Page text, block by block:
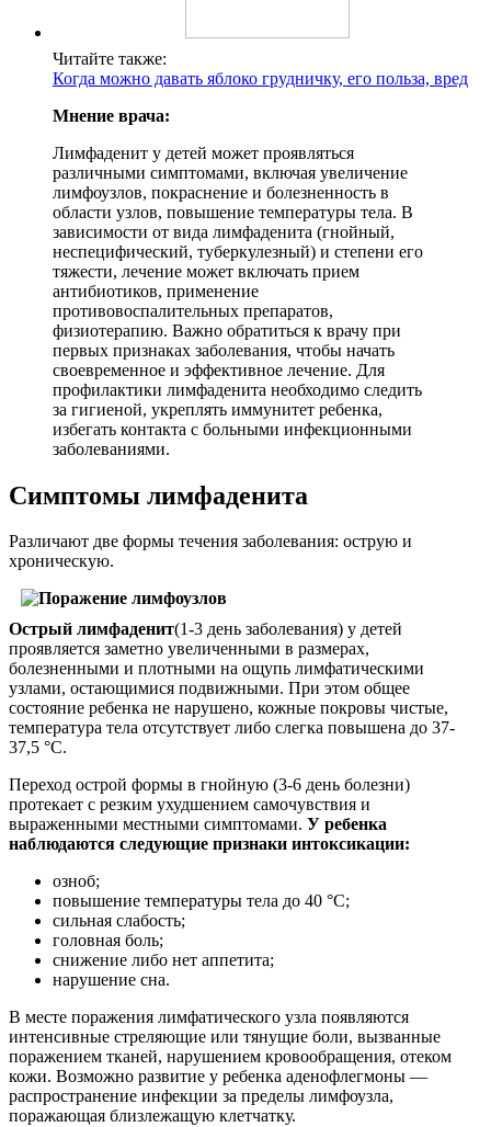
Читайте также:
Когда можно давать яблоко грудничку, его польза, вред
Мнение врача:
Лимфаденит у детей может проявляться
различными симптомами, включая увеличение
лимфоузлов, покраснение и болезненность в
области узлов, повышение температуры тела. В
зависимости от вида лимфаденита (гнойный,
неспецифический, туберкулезный) и степени его
тяжести, лечение может включать прием
антибиотиков, применение
противовоспалительных препаратов,
физиотерапию. Важно обратиться к врачу при
первых признаках заболевания, чтобы начать
своевременное и эффективное лечение. Для
профилактики лимфаденита необходимо следить
за гигиеной, укреплять иммунитет ребенка,
избегать контакта с больными инфекционными
заболеваниями.
Симптомы лимфаденита
Различают две формы течения заболевания: острую и
хроническую.
Острый лимфаденит(1-3 день заболевания) у детей
проявляется заметно увеличенными в размерах,
болезненными и плотными на ощупь лимфатическими
узлами, остающимися подвижными. При этом общее
состояние ребенка не нарушено, кожные покровы чистые,
температура тела отсутствует либо слегка повышена до 37-
37,5 °С.
Переход острой формы в гнойную (3-6 день болезни)
протекает с резким ухудшением самочувствия и
выраженными местными симптомами. У ребенка
наблюдаются следующие признаки интоксикации:
озноб;
повышение температуры тела до 40 °С;
сильная слабость;
головная боль;
снижение либо нет аппетита;
нарушение сна.
В месте поражения лимфатического узла появляются
интенсивные стреляющие или тянущие боли, вызванные
поражением тканей, нарушением кровообращения, отеком
кожи. Возможно развитие у ребенка аденофлегмоны —
распространение инфекции за пределы лимфоузла,
поражающая близлежащую клетчатку.